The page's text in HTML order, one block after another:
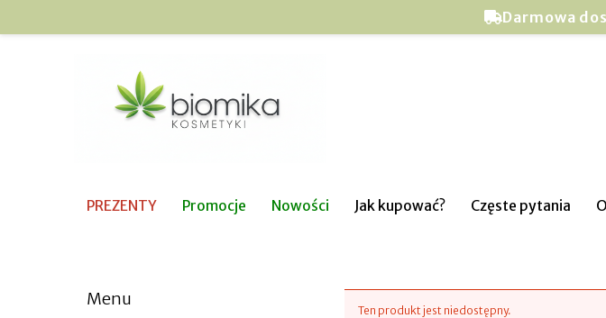
Darmowa
PREZENTY Promocje Nowości Jak kupować? Częste pytania
Menu
Ten produkt jest niedostępny.